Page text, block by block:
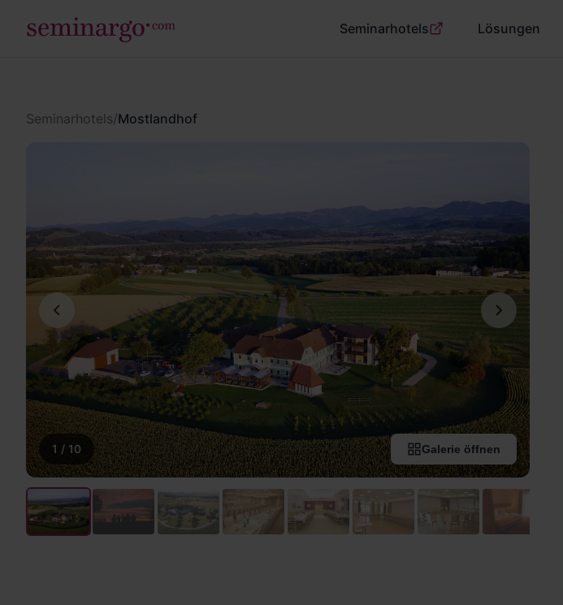
Seminarhotels Lösungen
Seminarhotels/Mostlandhof
1 / 10 Galerie öffnen